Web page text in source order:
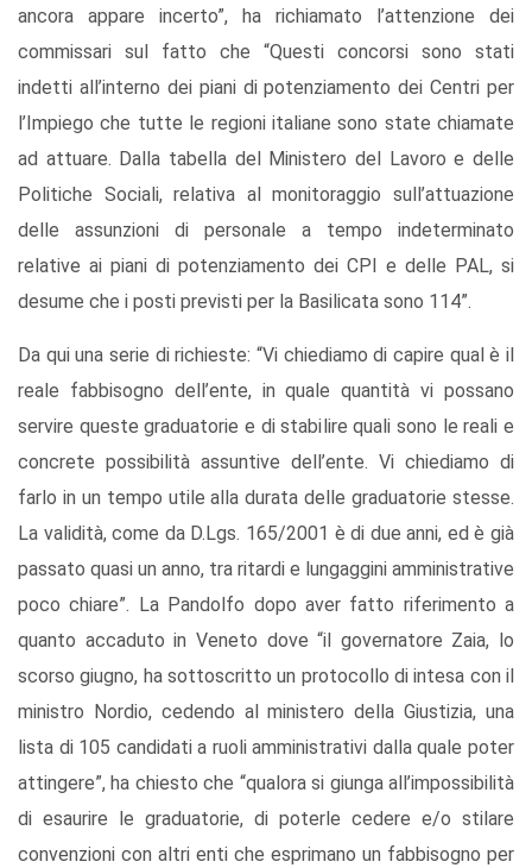
ancora appare incerto”, ha richiamato l’attenzione dei
commissari sul fatto che “Questi concorsi sono stati
indetti all’interno dei piani di potenziamento dei Centri per
l’Impiego che tutte le regioni italiane sono state chiamate
ad attuare. Dalla tabella del Ministero del Lavoro e delle
Politiche Sociali, relativa al monitoraggio sull’attuazione
delle assunzioni di personale a tempo indeterminato
relative ai piani di potenziamento dei CPI e delle PAL, si
desume che i posti previsti per la Basilicata sono 114”.
Da qui una serie di richieste: “Vi chiediamo di capire qual è il
reale fabbisogno dell’ente, in quale quantità vi possano
servire queste graduatorie e di stabilire quali sono le reali e
concrete possibilità assuntive dell’ente. Vi chiediamo di
farlo in un tempo utile alla durata delle graduatorie stesse.
La validità, come da D.Lgs. 165/2001 è di due anni, ed è già
passato quasi un anno, tra ritardi e lungaggini amministrative
poco chiare”. La Pandolfo dopo aver fatto riferimento a
quanto accaduto in Veneto dove “il governatore Zaia, lo
scorso giugno, ha sottoscritto un protocollo di intesa con il
ministro Nordio, cedendo al ministero della Giustizia, una
lista di 105 candidati a ruoli amministrativi dalla quale poter
attingere”, ha chiesto che “qualora si giunga all’impossibilità
di esaurire le graduatorie, di poterle cedere e/o stilare
convenzioni con altri enti che esprimano un fabbisogno per